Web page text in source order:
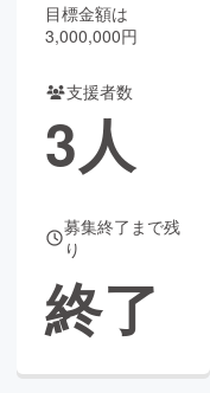
Creation
コミュニティ
目標金額は
3,000,000円
支援者数
3人
募集終了まで残
り
終了